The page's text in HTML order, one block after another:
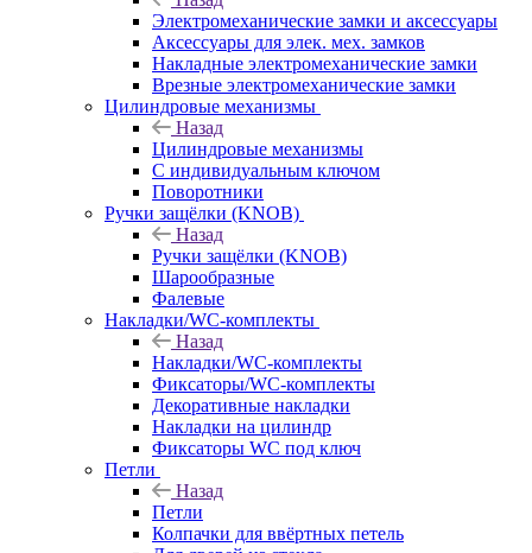
Электромеханические замки и аксессуары
Аксессуары для элек. мех. замков
Накладные электромеханические замки
Врезные электромеханические замки
Цилиндровые механизмы
Назад
Цилиндровые механизмы
С индивидуальным ключом
Поворотники
Ручки защёлки (KNOB)
Назад
Ручки защёлки (KNOB)
Шарообразные
Фалевые
Накладки/WC-комплекты
Назад
Накладки/WC-комплекты
Фиксаторы/WC-комплекты
Декоративные накладки
Накладки на цилиндр
Фиксаторы WC под ключ
Петли
Назад
Петли
Колпачки для ввёртных петель